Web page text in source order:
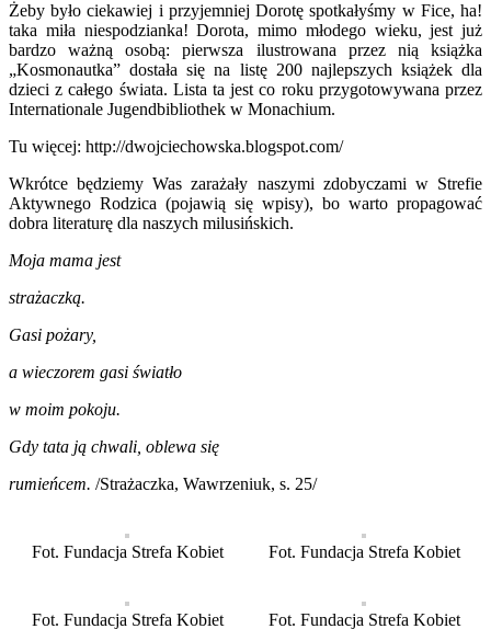
Żeby było ciekawiej i przyjemniej Dorotę spotkałyśmy w Fice, ha!
taka miła niespodzianka! Dorota, mimo młodego wieku, jest już
bardzo ważną osobą: pierwsza ilustrowana przez nią książka
„Kosmonautka” dostała się na listę 200 najlepszych książek dla
dzieci z całego świata. Lista ta jest co roku przygotowywana przez
Internationale Jugendbibliothek w Monachium.
Tu więcej: http://dwojciechowska.blogspot.com/
Wkrótce będziemy Was zarażały naszymi zdobyczami w Strefie
Aktywnego Rodzica (pojawią się wpisy), bo warto propagować
dobra literaturę dla naszych milusińskich.
Moja mama jest
strażaczką.
Gasi pożary,
a wieczorem gasi światło
w moim pokoju.
Gdy tata ją chwali, oblewa się
rumieńcem. /Strażaczka, Wawrzeniuk, s. 25/
Fot. Fundacja Strefa Kobiet Fot. Fundacja Strefa Kobiet
Fot. Fundacja Strefa Kobiet Fot. Fundacja Strefa Kobiet